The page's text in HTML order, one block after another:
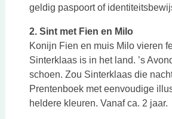
geldig paspoort of
2. Sint met Fien en Milo
Konijn Fien en muis Milo vieren
Sinterklaas is in het land. ’s
schoen. Zou Sinterklaas die
Prentenboek met eenvoudige
heldere kleuren. Vanaf ca. 2 jaar.